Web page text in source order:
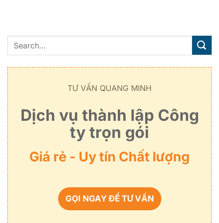
TƯ VẤN QUANG MINH
Dịch vụ thành lập Công
ty trọn gói
Giá rẻ - Uy tín Chất lượng
GỌI NGAY ĐỂ TƯ VẤN